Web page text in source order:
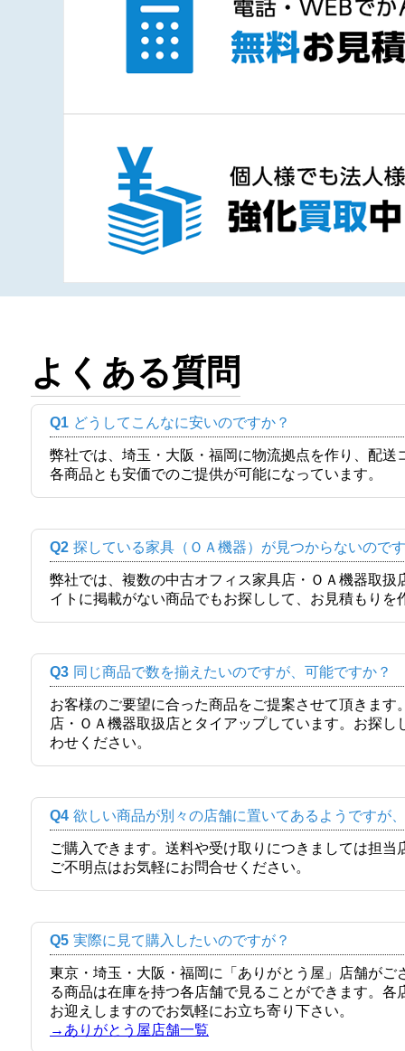
よくある質問
Q1 どうしてこんなに安いのですか？
弊社では、埼玉・大阪・福岡に物流拠点を作り、配
各商品とも安価でのご提供が可能になっています。
Q2 探している家具（ＯＡ機器）が見つからないので
弊社では、複数の中古オフィス家具店・ＯＡ機器取
イトに掲載がない商品でもお探しして、お見積もりを
Q3 同じ商品で数を揃えたいのですが、可能ですか？
お客様のご要望に合った商品をご提案させて頂きま
店・ＯＡ機器取扱店とタイアップしています。お探
わせください。
Q4 欲しい商品が別々の店舗に置いてあるようですが
ご購入できます。送料や受け取りにつきましては担
ご不明点はお気軽にお問合せください。
Q5 実際に見て購入したいのですが？
東京・埼玉・大阪・福岡に「ありがとう屋」店舗が
る商品は在庫を持つ各店舗で見ることができます。
お迎えしますのでお気軽にお立ち寄り下さい。
→ありがとう屋店舗一覧